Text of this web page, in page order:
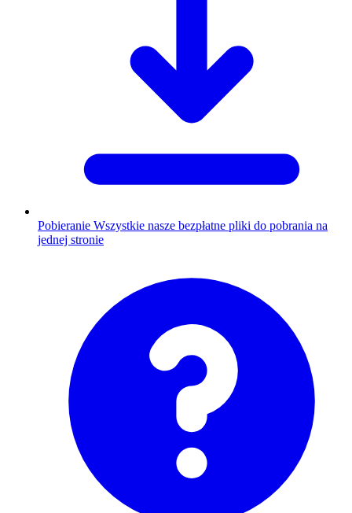
Pobieranie Wszystkie nasze bezpłatne pliki do pobrania na
jednej stronie